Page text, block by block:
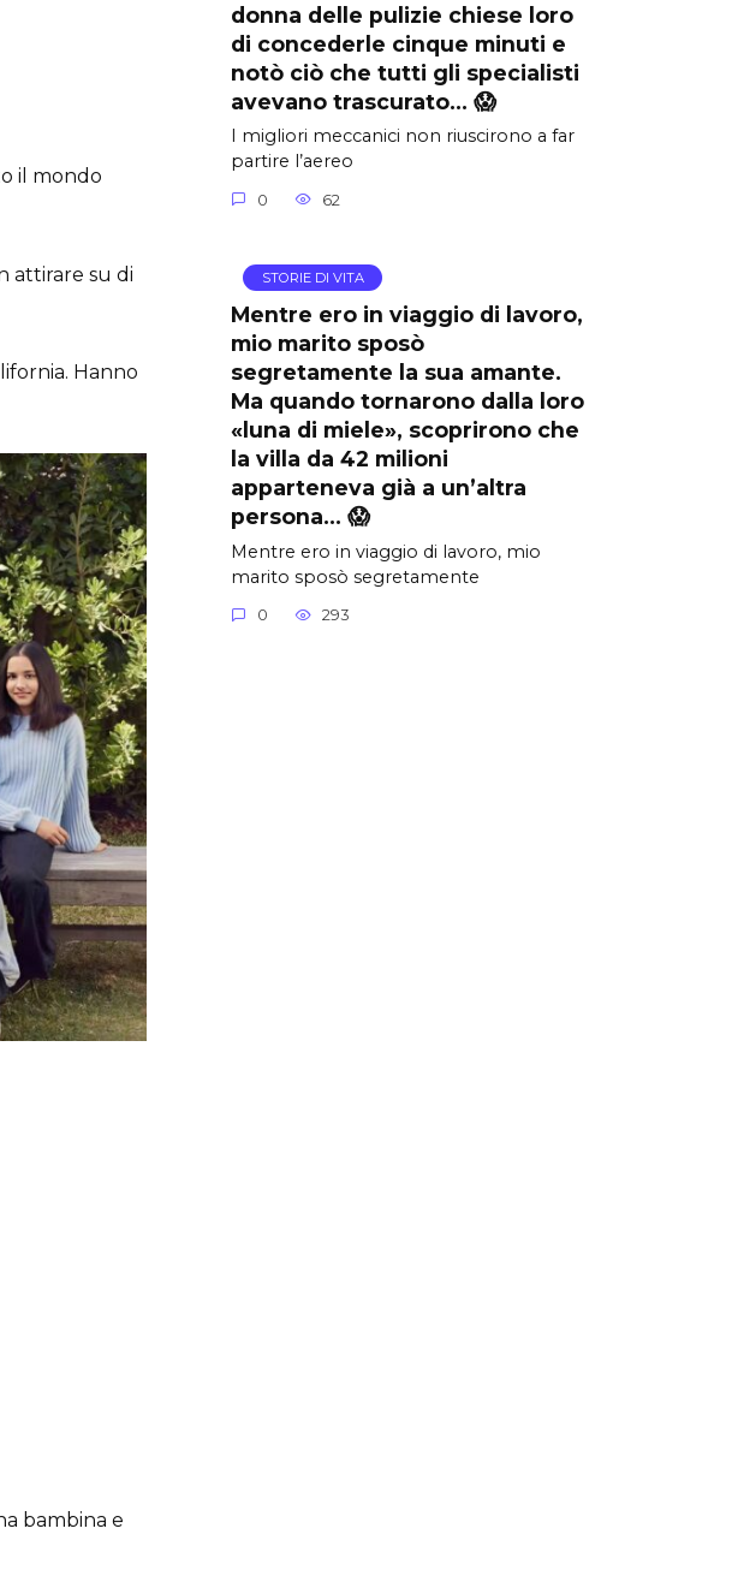
il mondo
attirare su di
Hanno
bambina e
donna delle pulizie chiese loro
di concederle cinque minuti e
notò ciò che tutti gli specialisti
avevano trascurato… 😱
I migliori meccanici non riuscirono a far
partire l’aereo
0 62
STORIE DI VITA
Mentre ero in viaggio di lavoro,
mio marito sposò
segretamente la sua amante.
Ma quando tornarono dalla loro
«luna di miele», scoprirono che
la villa da 42 milioni
apparteneva già a un’altra
persona… 😱
Mentre ero in viaggio di lavoro, mio
marito sposò segretamente
0 293